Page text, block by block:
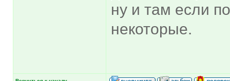
ну и там если
некоторые.